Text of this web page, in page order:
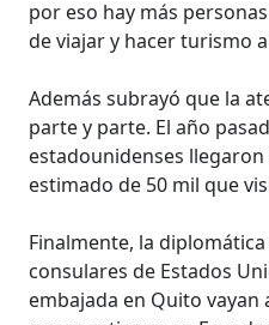
por eso hay más
de viajar y hacer turismo
Además subrayó que la
parte y parte. El año
estadounidenses
estimado de 50 mil que
Finalmente, la
consulares de Estados
embajada en Quito